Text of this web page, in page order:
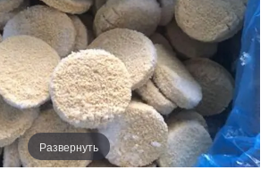
Развернуть